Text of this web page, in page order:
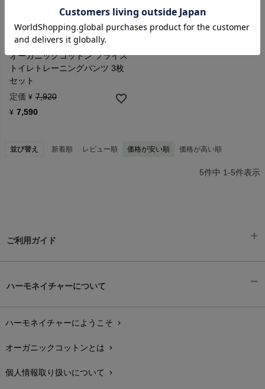
ナユタ
オーガニックコットン フライス
トイレトレーニングパンツ 3枚
セット
定価 ¥ 7,920
¥ 7,590
並び替え 新着順 レビュー順 価格が安い順 価格が高い順
5件中 1-5件表示
ご利用ガイド
配送と送料chevron_right
在庫状況と発送予定chevron_right
サイズ・寸法chevron_right
ハーモネイチャーについて
ハーモネイチャーにようこそ chevron_right
オーガニックコットンとは chevron_right
個人情報取り扱いについて chevron_right